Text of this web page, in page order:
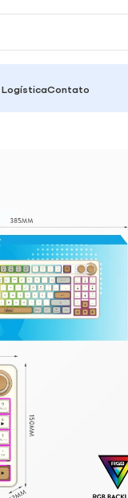
LogísticaContato